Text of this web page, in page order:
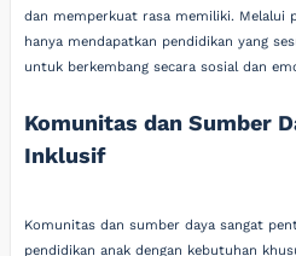
dan memperkuat rasa memiliki. Melalui
hanya mendapatkan pendidikan yang
untuk berkembang secara sosial dan
Komunitas dan Sumber
Inklusif
Komunitas dan sumber daya sangat
pendidikan anak dengan kebutuhan